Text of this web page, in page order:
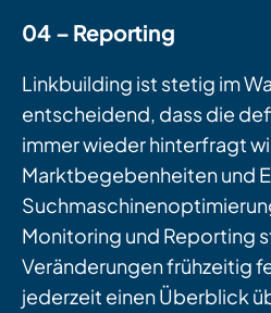
04 – Reporting
Linkbuilding ist stetig im
entscheidend, dass die
immer wieder hinterfragt
Marktbegebenheiten und
Monitoring und Reporting
Veränderungen frühzeitig
jederzeit einen Überblick